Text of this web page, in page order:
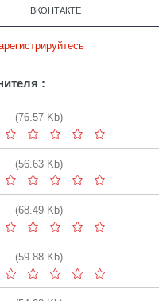
ВКОНТАКТЕ
:
(76.57 Kb)
(56.63 Kb)
(68.49 Kb)
(59.88 Kb)